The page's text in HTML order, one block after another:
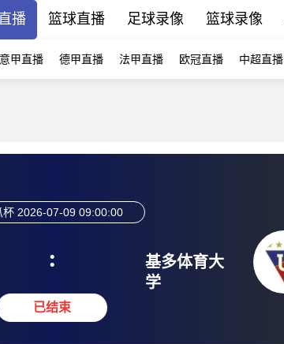
播 篮球直播 足球录像 篮球录像
意甲直播 德甲直播 法甲直播 欧冠直播 中超直播
杯 2026-07-09 09:00:00
:
已结束
基多体育大
学